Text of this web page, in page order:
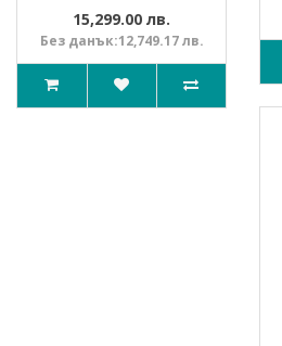
15,299.00 лв.
Без данък:12,749.17 лв.